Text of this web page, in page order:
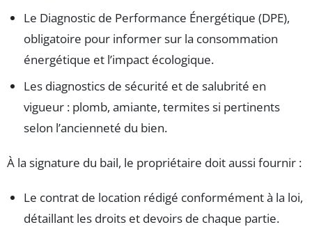
Le Diagnostic de Performance Énergétique (DPE),
obligatoire pour informer sur la consommation
énergétique et l’impact écologique.
Les diagnostics de sécurité et de salubrité en
vigueur : plomb, amiante, termites si pertinents
selon l’ancienneté du bien.
À la signature du bail, le propriétaire doit aussi fournir :
Le contrat de location rédigé conformément à la loi,
détaillant les droits et devoirs de chaque partie.